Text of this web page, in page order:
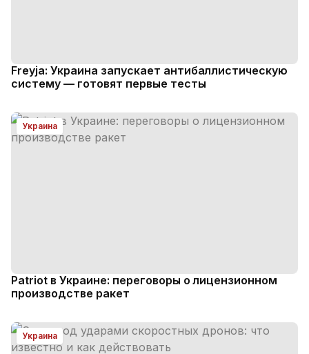
Freyja: Украина запускает антибаллистическую
систему — готовят первые тесты
Украина
Patriot в Украине: переговоры о лицензионном
производстве ракет
Украина